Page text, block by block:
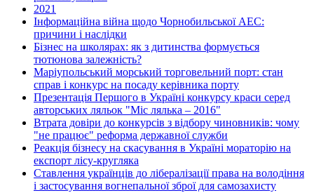
2021
Інформаційна війна щодо Чорнобильської АЕС:
причини і наслідки
Бізнес на школярах: як з дитинства формується
тютюнова залежність?
Маріупольський морський торговельний порт: стан
справ і конкурс на посаду керівника порту
Презентація Першого в Україні конкурсу краси серед
авторських ляльок "Міс лялька – 2016"
Втрата довіри до конкурсів з відбору чиновників: чому
"не працює" реформа державної служби
Реакція бізнесу на скасування в Україні мораторію на
експорт лісу-кругляка
Ставлення українців до лібералізації права на володіння
і застосування вогнепальної зброї для самозахисту